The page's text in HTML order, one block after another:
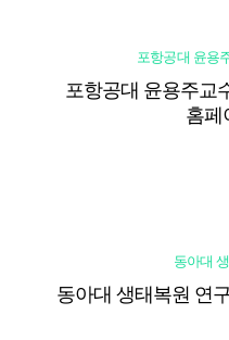
포항공대 윤용
포항공대 윤용주교
홈페
동아대
동아대 생태복원 연